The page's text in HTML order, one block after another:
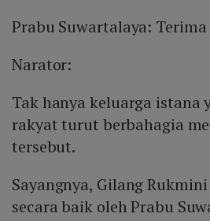
Prabu Suwartalaya:
Narator:
Tak hanya keluarga istana
rakyat turut berbahagia
tersebut.
Sayangnya, Gilang
secara baik oleh Prabu